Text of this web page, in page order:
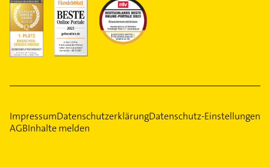
ImpressumDatenschutzerklärungDatenschutz-Einstellungen
AGBInhalte melden